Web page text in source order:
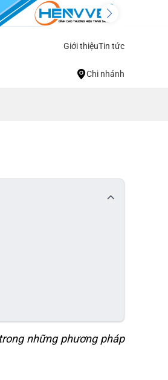
Giới thiệuTin tức
Chi nhánh
những phương pháp